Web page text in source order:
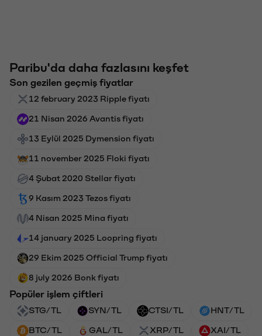
Paribu'da daha fazlasını keşfet
Son gezilen geçmiş fiyatlar
12 february 2023 Ripple fiyatı
21 Nisan 2026 Avantis fiyatı
13 Eylül 2025 Dymension fiyatı
11 november 2025 Floki fiyatı
4 Şubat 2020 Stellar fiyatı
9 Kasım 2023 Tezos fiyatı
4 Nisan 2025 Mina fiyatı
14 january 2025 Loopring fiyatı
29 Ekim 2025 Official Trump fiyatı
8 july 2026 Bonk fiyatı
Popüler işlem çiftleri
STG/TL SYN/TL CTSI/TL HNT/TL
BTC/TL GAL/TL XRP/TL XAI/TL